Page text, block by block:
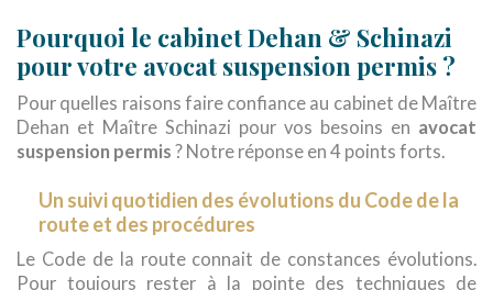
Pourquoi le cabinet Dehan & Schinazi
pour votre avocat suspension permis ?
Pour quelles raisons faire confiance au cabinet de Maître
Dehan et Maître Schinazi pour vos besoins en avocat
suspension permis ? Notre réponse en 4 points forts.
Un suivi quotidien des évolutions du Code de la
route et des procédures
Le Code de la route connait de constances évolutions.
Pour toujours rester à la pointe des techniques de